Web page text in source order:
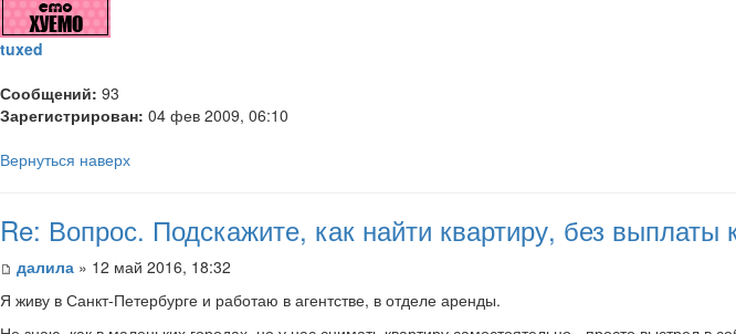
tuxed
Сообщений: 93
Зарегистрирован: 04 фев 2009, 06:10
Вернуться наверх
Re: Вопрос. Подскажите, как найти квартиру, без
далила » 12 май 2016, 18:32
Я живу в Санкт-Петербурге и работаю в агентстве, в отделе аренды.